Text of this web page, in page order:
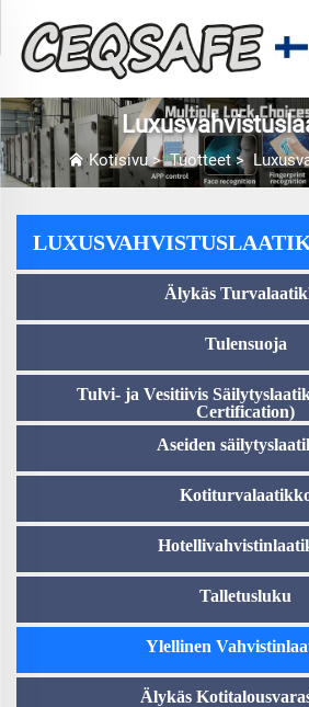
Kotisivu>Tuotteet>
Älykäs
Tulensuoja
Tulvi- ja Vesitiivis
Certification)
Aseiden
Talletusluku
Ylellinen
Älykäs